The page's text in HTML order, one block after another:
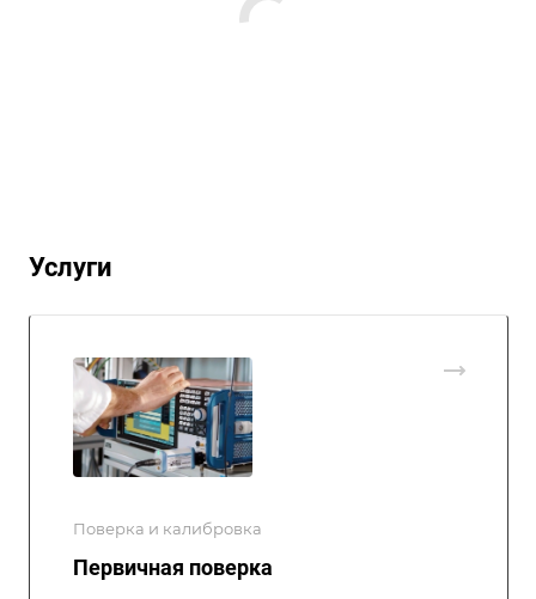
Услуги
Поверка и калибровка
Первичная поверка